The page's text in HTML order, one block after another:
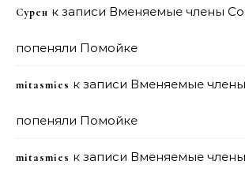
Сурен к записи Вменяемые члены
попеняли Помойке
mitasmies к записи Вменяемые
попеняли Помойке
mitasmies к записи Вменяемые